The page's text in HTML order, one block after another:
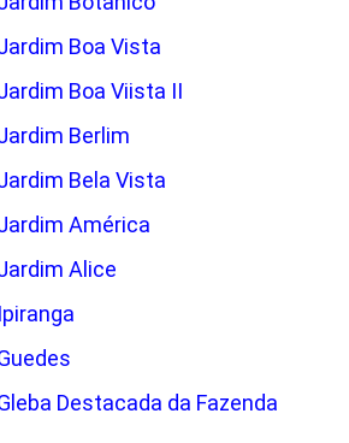
Boa Vista
Boa Viista II
Berlim
Bela Vista
América
Alice
Destacada da Fazenda